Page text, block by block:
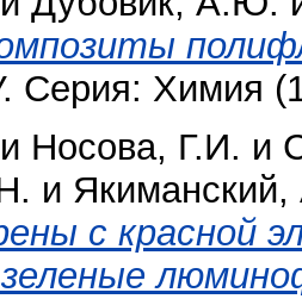
Серия: Химия
и Носова, Г.И. и
и
с красной